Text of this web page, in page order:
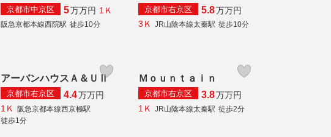
京都市中京区 5万万円 1Ｋ
阪急京都本線西院駅 徒歩10分
京都市右京区 5.8万万円
3Ｋ JR山陰本線太秦駅 徒歩10分
アーバンハウスＡ＆ＵⅡ
京都市右京区 4.4万万円
1Ｋ
阪急京都本線西京極駅
徒歩1分
Ｍｏｕｎｔａｉｎ
京都市右京区 3.8万万円
1Ｋ
JR山陰本線太秦駅 徒歩2分